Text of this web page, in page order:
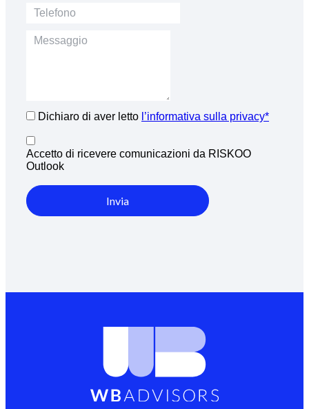
Dichiaro di aver letto l’informativa sulla privacy*
Accetto di ricevere comunicazioni da RISKOO
Outlook
Invia